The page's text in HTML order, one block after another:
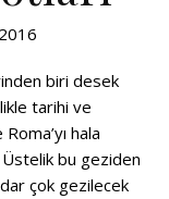
biri desek
tarihi ve
hala
Üstelik bu geziden
çok gezilecek